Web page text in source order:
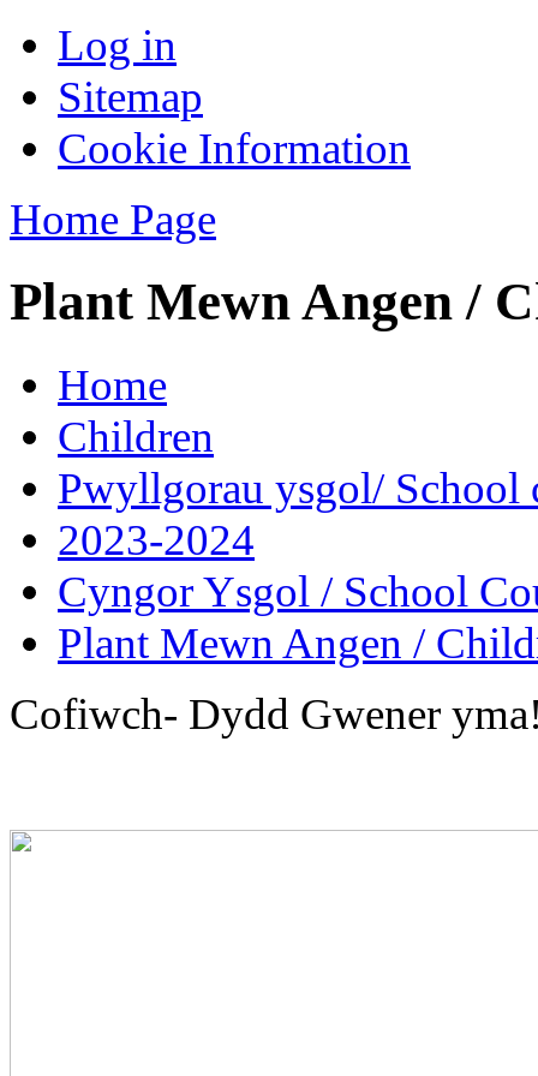
Log in
Sitemap
Cookie Information
Home Page
Plant Mewn Angen /
Home
Children
Pwyllgorau ysgol/ School
2023-2024
Cyngor Ysgol / School
Plant Mewn Angen /
Cofiwch- Dydd Gwener